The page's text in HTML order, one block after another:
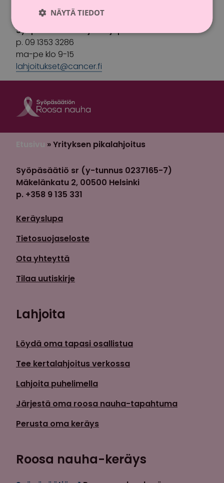
Jos sinulla on kysyttävää lahjoituksesta tai
lahjoittamisesta, ota yhteyttä:
Syöpäsäätiön lahjoittajapalvelu
p. 09 1353 3286
ma-pe klo 9-15
lahjoitukset@cancer.fi
»Yrityksen pikalahjoitus
Syöpäsäätiö sr (y-tunnus 0237165-7)
Mäkelänkatu 2, 00500 Helsinki
p. +358 9 135 331
Keräyslupa
Tietosuojaseloste
Ota yhteyttä
Tilaa uutiskirje
Lahjoita
Löydä oma tapasi osallistua
Tee kertalahjoitus verkossa
Lahjoita puhelimella
Järjestä oma roosa nauha-tapahtuma
Perusta oma keräys
Roosa nauha-keräys
NÄYTÄ TIEDOT